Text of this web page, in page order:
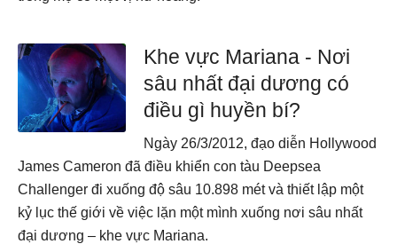
Khe vực Mariana - Nơi
sâu nhất đại dương có
điều gì huyền bí?
Ngày 26/3/2012, đạo diễn Hollywood
James Cameron đã điều khiển con tàu Deepsea
Challenger đi xuống độ sâu 10.898 mét và thiết lập một
kỷ lục thế giới về việc lặn một mình xuống nơi sâu nhất
đại dương – khe vực Mariana.